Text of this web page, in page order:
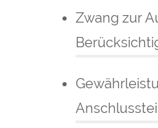
Zwang zur